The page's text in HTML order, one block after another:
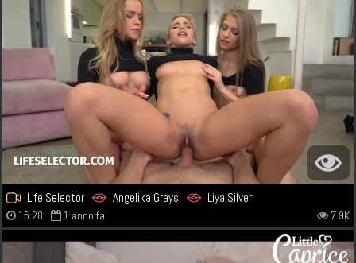
Life Selector Angelika Grays Liya Silver
15:28 1 anno fa 7.9K